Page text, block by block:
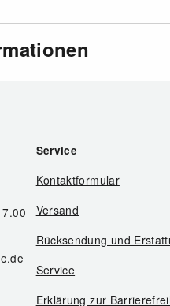
Service
Kontaktformular
Versand
Rücksendung und
Service
Erklärung zur